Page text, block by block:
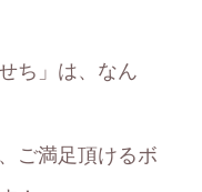
ち」は、なん
ご満足頂けるボ